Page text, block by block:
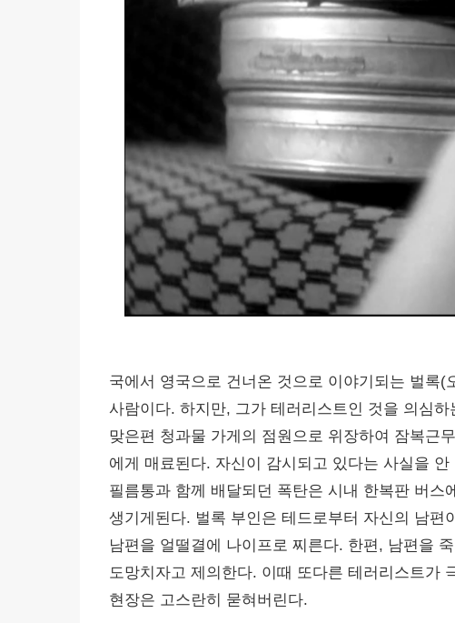
국에서 영국으로 건너온 것으로 이야기되는 벌록
사람이다. 하지만, 그가 테러리스트인 것을 의심
맞은편 청과물 가게의 점원으로 위장하여 잠복근
에게 매료된다. 자신이 감시되고 있다는 사실을
필름통과 함께 배달되던 폭탄은 시내 한복판 버
생기게된다. 벌록 부인은 테드로부터 자신의 남
남편을 얼떨결에 나이프로 찌른다. 한편, 남편을
도망치자고 제의한다. 이때 또다른 테러리스트가
현장은 고스란히 묻혀버린다.